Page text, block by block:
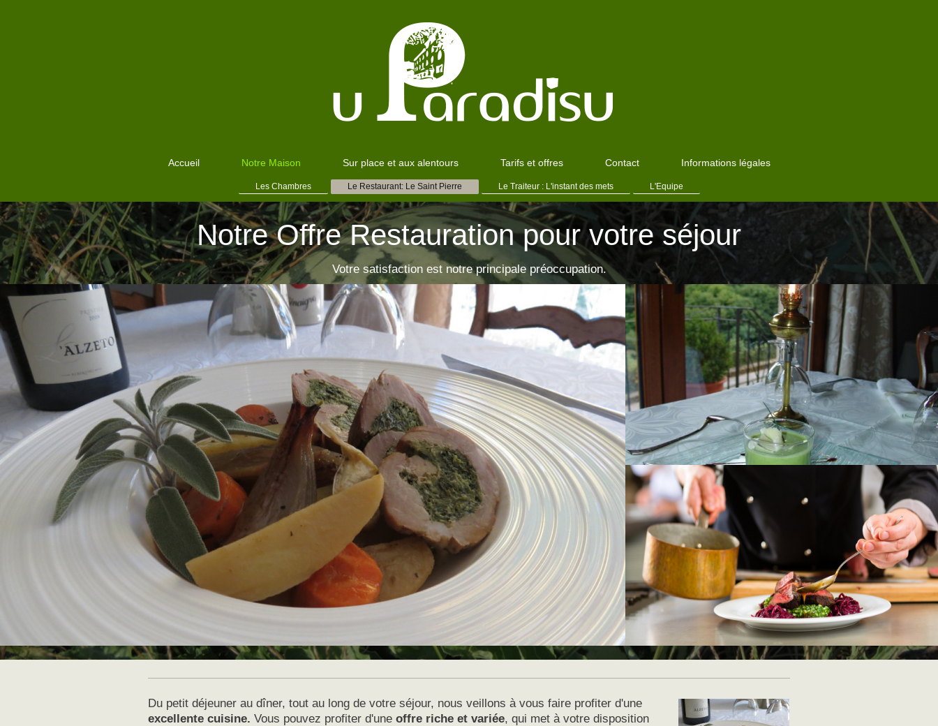
Accueil Notre Maison Sur place et aux alentours Tarifs et offres Contact Informations légales
Les Chambres Le Restaurant: Le Saint Pierre Le Traiteur : L'instant des mets L'Equipe
Notre Offre Restauration pour votre séjour
Votre satisfaction est notre principale préoccupation.
Du petit déjeuner au dîner, tout au long de votre séjour, nous veillons à vous faire profiter d'une
excellente cuisine. Vous pouvez profiter d'une offre riche et variée, qui met à votre disposition